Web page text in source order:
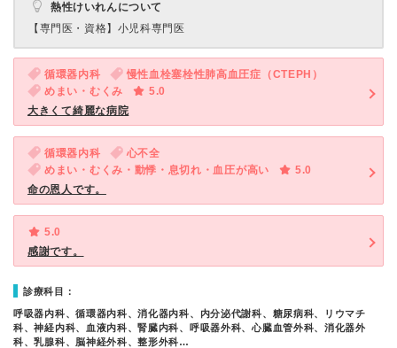
熱性けいれんについて
【専門医・資格】 小児科専門医
循環器内科
慢性血栓塞栓性肺高血圧症（CTEPH）
めまい・むくみ
5.0
大きくて綺麗な病院
循環器内科
心不全
めまい・むくみ・動悸・息切れ・血圧が高い
5.0
命の恩人です。
5.0
感謝です。
診療科目：
呼吸器内科、循環器内科、消化器内科、内分泌代謝科、糖尿病科、リウマチ
科、神経内科、血液内科、腎臓内科、呼吸器外科、心臓血管外科、消化器外
科、乳腺科、脳神経外科、整形外科…